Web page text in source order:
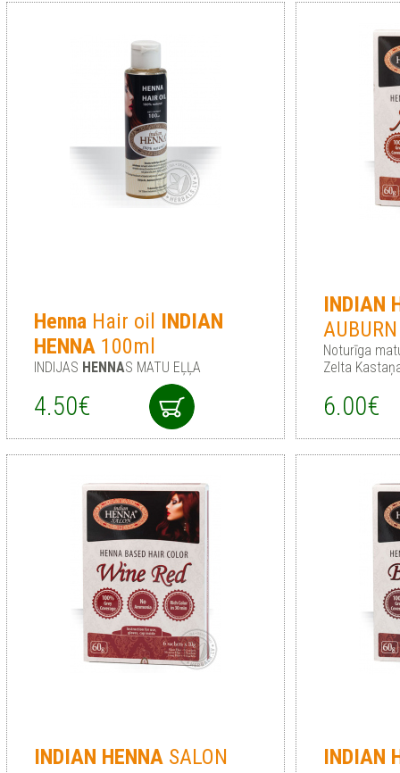
HennaHair oil INDIAN
HENNA100ml
INDIJAS HENNAS MATU EĻĻA
4.50€
INDIAN
AUBURN
Noturīga
Zelta
6.00€
INDIAN HENNASALON
INDIAN